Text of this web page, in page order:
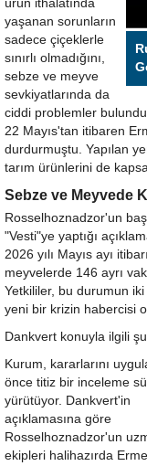
ürün ithalatında
yaşanan sorunların
sadece çiçeklerle
sınırlı olmadığını,
sebze ve meyve
sevkiyatlarında da
ciddi problemler
22 Mayıs'tan itibaren
durdurmuştu. Yapılan
tarım ürünlerini de
Sebze ve Meyvede
Rosselhoznadzor'un
"Vesti"ye yaptığı
2026 yılı Mayıs ayı
meyvelerde 146 ayrı
Yetkililer, bu durumun
yeni bir krizin habercisi
Dankvert konuyla ilgili
Kurum, kararlarını
önce titiz bir inceleme
yürütüyor. Dankvert'in
açıklamasına göre
Rosselhoznadzor'un
ekipleri halihazırda